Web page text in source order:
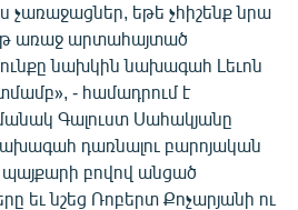
չառաջացներ, եթե չհիշենք նրա
առաջ արտահայտած
նախկին նախագահ Լեւոն
- համադրում է
Գալուստ Սահակյանը
դառնալու բարոյական
պայքարի բովով անցած
եւ նշեց Ռոբերտ Քոչարյանի ու